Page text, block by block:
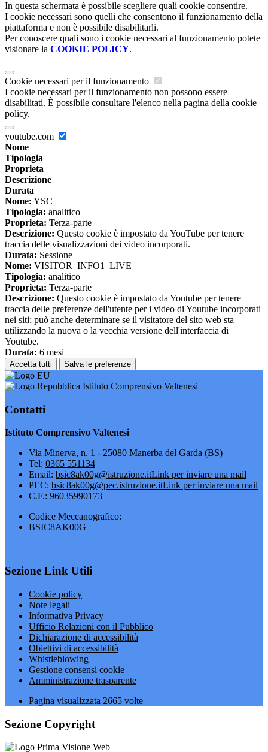
In questa schermata è possibile scegliere quali cookie consentire.
I cookie necessari sono quelli che consentono il funzionamento della
piattaforma e non è possibile disabilitarli.
Per conoscere quali sono i cookie necessari al funzionamento potete
visionare la COOKIE POLICY.
Cookie necessari per il funzionamento
I cookie necessari per il funzionamento non possono essere
disabilitati. È possibile consultare l'elenco nella pagina della cookie
policy.
youtube.com
Nome
Tipologia
Proprieta
Descrizione
Durata
Nome: YSC
Tipologia: analitico
Proprieta: Terza-parte
Descrizione: Questo cookie è impostato da YouTube per tenere
traccia delle visualizzazioni dei video incorporati.
Durata: Sessione
Nome: VISITOR_INFO1_LIVE
Tipologia: analitico
Proprieta: Terza-parte
Descrizione: Questo cookie è impostato da Youtube per tenere
traccia delle preferenze dell'utente per i video di Youtube incorporati
nei siti; può anche determinare se il visitatore del sito web sta
utilizzando la nuova o la vecchia versione dell'interfaccia di
Youtube.
Durata: 6 mesi
Accetta tutti Salva le preferenze
Istituto Comprensivo Valtenesi
Contatti
Istituto Comprensivo Valtenesi
Via Minerva, n. 1 - 25080 Manerba del Garda (BS)
Tel: 0365 551134
Email: bsic8ak00g@istruzione.itLink per inviare una mail
PEC: bsic8ak00g@pec.istruzione.itLink per inviare una mail
C.F.: 96035990173
Codice Meccanografico:
BSIC8AK00G
Sezione Link Utili
Cookie policy
Note legali
Informativa Privacy
Ufficio Relazioni con il Pubblico
Dichiarazione di accessibilità
Obiettivi di accessibilità
Whistleblowing
Gestione consensi cookie
Amministrazione trasparente
Pagina visualizzata 2665 volte
Sezione Copyright